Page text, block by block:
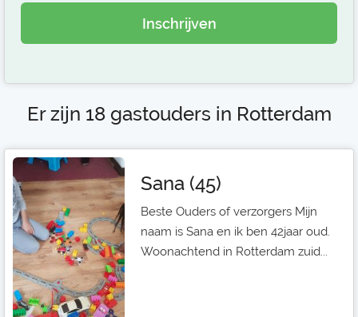
Inschrijven
Er zijn 18 gastouders in Rotterdam
Sana (45)
Beste Ouders of verzorgers Mijn
naam is Sana en ik ben 42jaar oud.
Woonachtend in Rotterdam zuid...